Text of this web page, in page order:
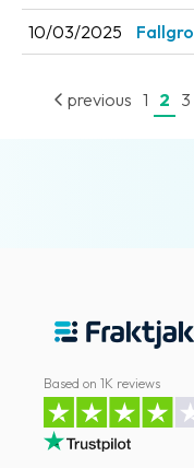
10/03/2025
previous 1 2 3
Based on 1K reviews